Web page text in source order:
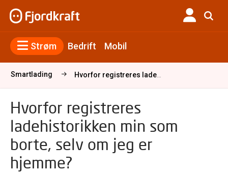
Strøm Bedrift Mobil
Smartlading Hvorfor registreres ladehistorikken min som borte, selv om jeg er hjemme?
Hvorfor registreres
ladehistorikken min som
borte, selv om jeg er
hjemme?